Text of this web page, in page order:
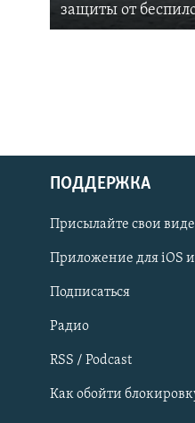
Українською
Qırımtatar
ПРИСОЕДИНЯЙТЕСЬ!
защиты от
ПОДДЕРЖКА
Присылайте свои
Приложение для iOS
Подписаться
Радио
RSS / Podcast
Как обойти